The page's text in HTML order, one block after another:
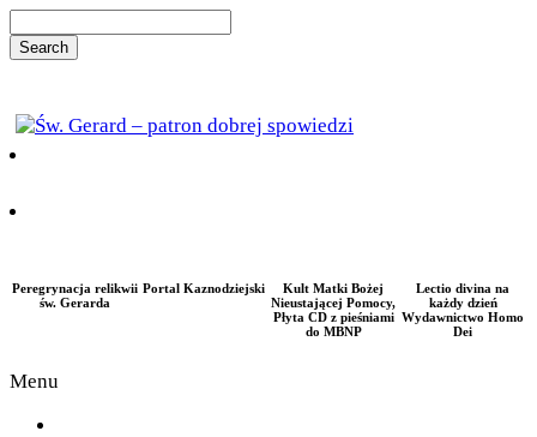
Lectio divina na
każdy dzień
Wydawnictwo Homo
Dei
Kult Matki Bożej
Nieustającej Pomocy,
Płyta CD z pieśniami
do MBNP
Portal Kaznodziejski
Peregrynacja relikwii
św. Gerarda
Menu